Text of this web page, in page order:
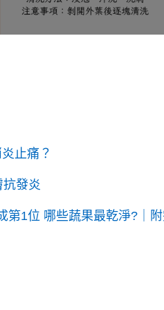
止痛？
發炎
第1位 哪些蔬果最乾淨?｜